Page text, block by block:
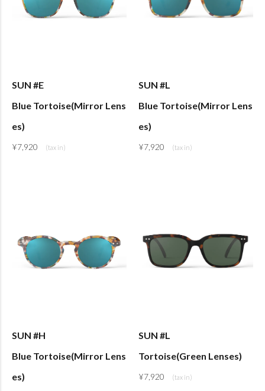
SUN #E
Blue Tortoise(Mirror Lens
es)
¥7,920
SUN #L
Blue Tortoise(Mirror Lens
es)
¥7,920
SUN #H
Blue Tortoise(Mirror Lens
es)
SUN #L
Tortoise(Green Lenses)
¥7,920